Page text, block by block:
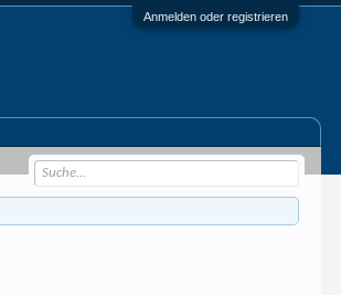
Anmelden oder registrieren